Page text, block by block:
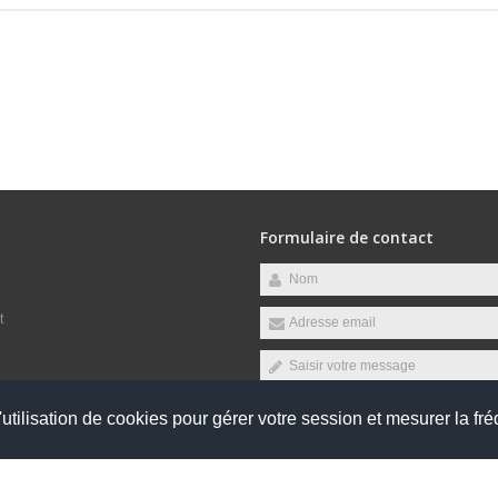
de cookies pour gérer votre session et mesurer la
Vendredi
Formulaire de contact